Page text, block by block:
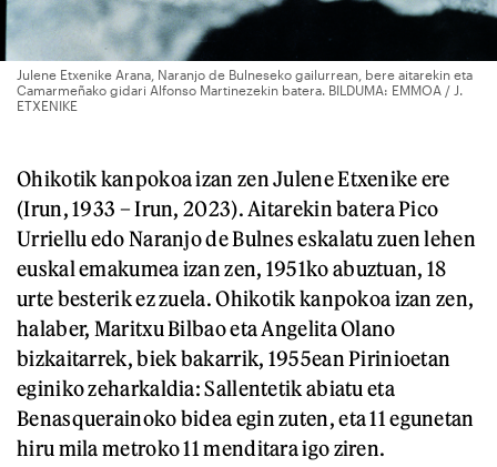
Julene Etxenike Arana, Naranjo de Bulneseko gailurrean, bere aitarekin eta
Camarmeñako gidari Alfonso Martinezekin batera. BILDUMA: EMMOA / J.
ETXENIKE
Ohikotik kanpokoa izan zen Julene Etxenike ere
(Irun, 1933 – Irun, 2023). Aitarekin batera Pico
Urriellu edo Naranjo de Bulnes eskalatu zuen lehen
euskal emakumea izan zen, 1951ko abuztuan, 18
urte besterik ez zuela. Ohikotik kanpokoa izan zen,
halaber, Maritxu Bilbao eta Angelita Olano
bizkaitarrek, biek bakarrik, 1955ean Pirinioetan
eginiko zeharkaldia: Sallentetik abiatu eta
Benasquerainoko bidea egin zuten, eta 11 egunetan
hiru mila metroko 11 menditara igo ziren.